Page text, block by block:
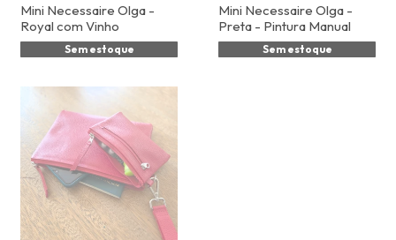
Mini Necessaire Olga -
Royal com Vinho
Sem estoque
Mini Necessaire Olga -
Preta - Pintura Manual
Sem estoque